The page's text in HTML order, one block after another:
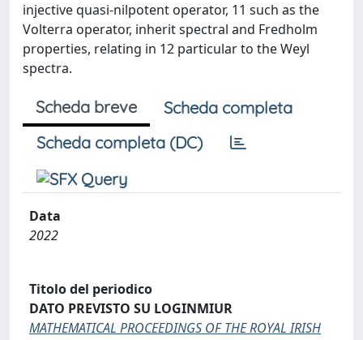
injective quasi-nilpotent operator, 11 such as the
Volterra operator, inherit spectral and Fredholm
properties, relating in 12 particular to the Weyl
spectra.
Scheda breve
Scheda completa
Scheda completa (DC)
Data
2022
Titolo del periodico
DATO PREVISTO SU LOGINMIUR
MATHEMATICAL PROCEEDINGS OF THE ROYAL IRISH